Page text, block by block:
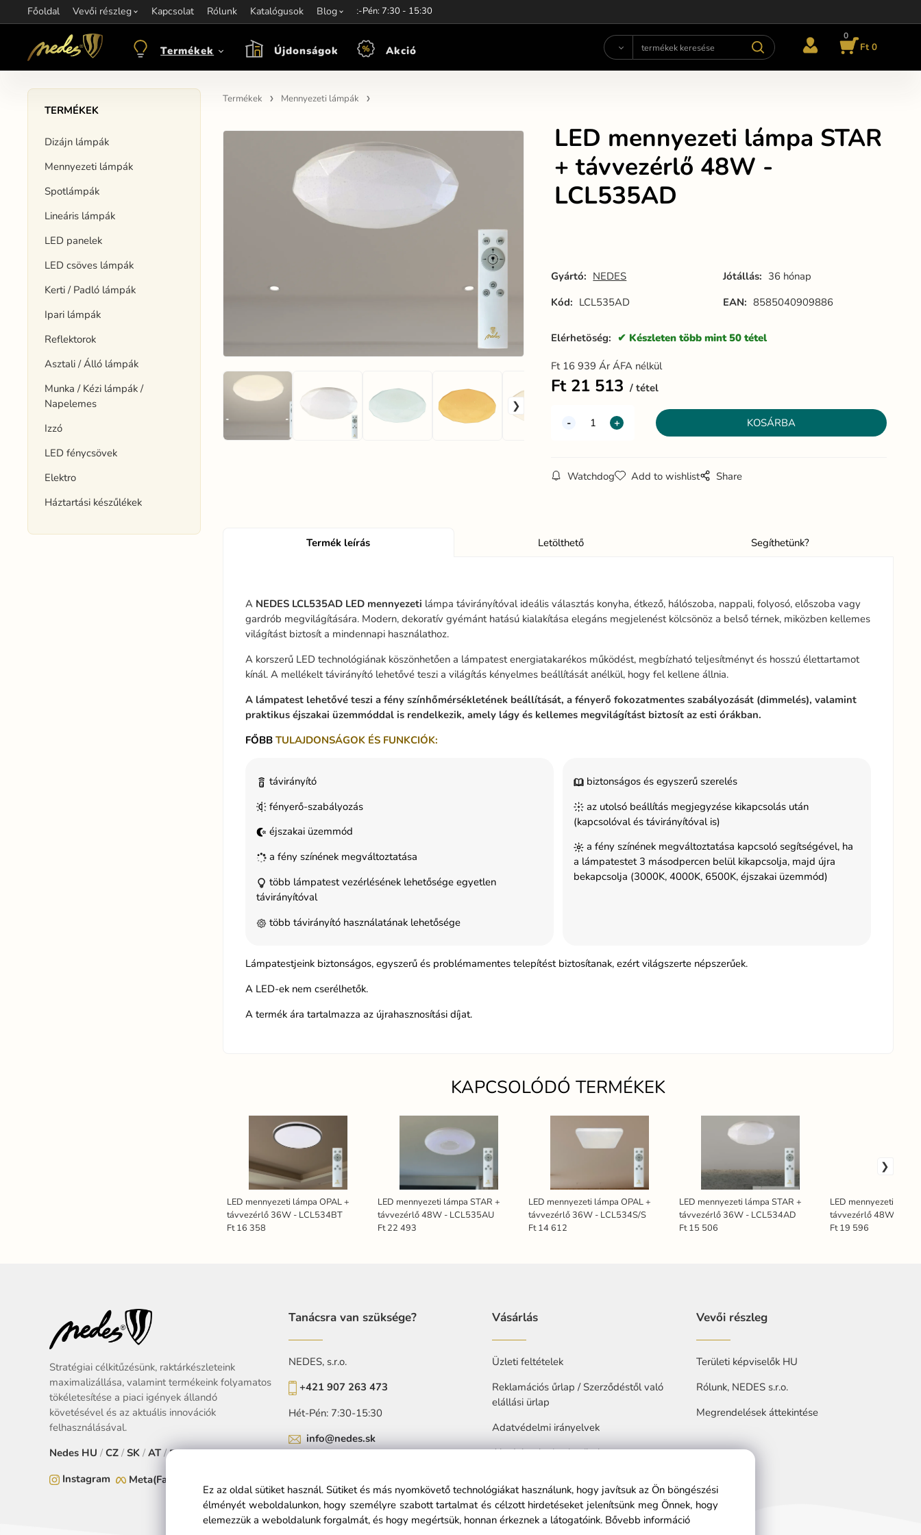
Főoldal Vevői részleg Kapcsolat Rólunk Katalógusok Blog
Információ:objednavkacz@nedes.sk Kapcsolat:+421 907 263 473Munkaidő: Hét-Pén: 7:30 - 15:30
Termékek Újdonságok Akció
0
Ft 0
TERMÉKEK
Dizájn lámpák
Mennyezeti lámpák
Spotlámpák
Lineáris lámpák
LED panelek
LED csöves lámpák
Kerti / Padló lámpák
Ipari lámpák
Reflektorok
Asztali / Álló lámpák
Munka / Kézi lámpák /
Napelemes
Izzó
LED fénycsövek
Elektro
Háztartási készűlékek
Termékek Mennyezeti lámpák
LED mennyezeti lámpa STAR
+ távvezérlő 48W -
LCL535AD
Gyártó: NEDES Jótállás: 36 hónap
Kód: LCL535AD EAN: 8585040909886
Elérhetöség: Készleten több mint 50 tétel
Ft 16 939 Ár ÁFA nélkül
Ft 21 513 tétel
Watchdog Add to wishlist Share
Termék leírás Letölthető Segíthetünk?
A NEDES LCL535AD LED mennyezeti lámpa távirányítóval ideális választás konyha, étkező, hálószoba, nappali, folyosó, előszoba vagy
gardrób megvilágítására. Modern, dekoratív gyémánt hatású kialakítása elegáns megjelenést kölcsönöz a belső térnek, miközben kellemes
világítást biztosít a mindennapi használathoz.
A korszerű LED technológiának köszönhetően a lámpatest energiatakarékos működést, megbízható teljesítményt és hosszú élettartamot
kínál. A mellékelt távirányító lehetővé teszi a világítás kényelmes beállítását anélkül, hogy fel kellene állnia.
A lámpatest lehetővé teszi a fény színhőmérsékletének beállítását, a fényerő fokozatmentes szabályozását (dimmelés), valamint
praktikus éjszakai üzemmóddal is rendelkezik, amely lágy és kellemes megvilágítást biztosít az esti órákban.
FŐBBTULAJDONSÁGOK ÉS FUNKCIÓK:
távirányító
fényerő-szabályozás
éjszakai üzemmód
a fény színének megváltoztatása
több lámpatest vezérlésének lehetősége egyetlen
távirányítóval
több távirányító használatának lehetősége
biztonságos és egyszerű szerelés
az utolsó beállítás megjegyzése kikapcsolás után
(kapcsolóval és távirányítóval is)
a fény színének megváltoztatása kapcsoló segítségével, ha
a lámpatestet 3 másodpercen belül kikapcsolja, majd újra
bekapcsolja (3000K, 4000K, 6500K, éjszakai üzemmód)
Lámpatestjeink biztonságos, egyszerű és problémamentes telepítést biztosítanak, ezért világszerte népszerűek.
A LED-ek nem cserélhetők.
A termék ára tartalmazza az újrahasznosítási díjat.
KAPCSOLÓDÓ TERMÉKEK
LED mennyezeti lámpa OPAL +
távvezérlő 36W - LCL534BT
Ft 16 358
LED mennyezeti lámpa STAR +
távvezérlő 48W - LCL535AU
Ft 22 493
LED mennyezeti lámpa OPAL +
távvezérlő 36W - LCL534S/S
Ft 14 612
LED mennyezeti lámpa STAR +
távvezérlő 36W - LCL534AD
Ft 15 506
LED mennyezeti
távvezérlő 48W -
Ft 19 596
Stratégiai célkitűzésünk, raktárkészleteink
maximalizállása, valamint termékeink folyamatos
tökéletesítése a piaci igények állandó
követésével és az aktuális innovációk
felhasználásával.
Nedes HU /CZ /SK / AT/EU
Instagram
Meta(Facebook)
Tanácsra van szüksége?
NEDES, s.r.o.
+421 907 263 473
Hét-Pén: 7:30-15:30
info@nedes.sk
Vásárlás
Üzleti feltételek
Reklamációs űrlap / Szerződéstől való
elállási ürlap
Adatvédelmi irányelvek
Akadalytalanitasi nyilatkozat
Vevői részleg
Területi képviselők HU
Rólunk, NEDES s.r.o.
Megrendelések áttekintése
Ez az oldal sütiket használ. Sütiket és más nyomkövető technológiákat használunk, hogy javítsuk az Ön böngészési
élményét weboldalunkon, hogy személyre szabott tartalmat és célzott hirdetéseket jelenítsünk meg Önnek, hogy
elemezzük a weboldalunk forgalmát, és hogy megértsük, honnan érkeznek a látogatóink. Bővebb információ